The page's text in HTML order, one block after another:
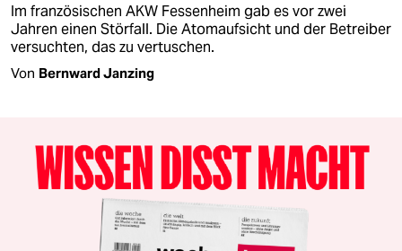
Im französischen AKW Fessenheim gab es vor zwei
Jahren einen Störfall. Die Atomaufsicht und der Betreiber
versuchten, das zu vertuschen.
Von Bernward Janzing